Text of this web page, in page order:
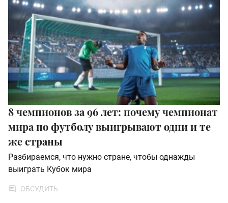
8 чемпионов за 96 лет: почему чемпионат
мира по футболу выигрывают одни и те
же страны
Разбираемся, что нужно стране, чтобы однажды
выиграть Кубок мира
ОБСУДИТЬ